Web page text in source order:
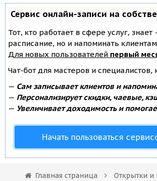
Сервис онлайн-записи на
Тот, кто работает в сфере услуг,
расписание, но и напоминать
Для новых пользователей первый
Чат-бот для мастеров и
— Сам записывает клиентов и
— Персонализирует скидки, чаевые,
— Увеличивает доходимость и
Начать пользоваться
Главная страница Открытки и